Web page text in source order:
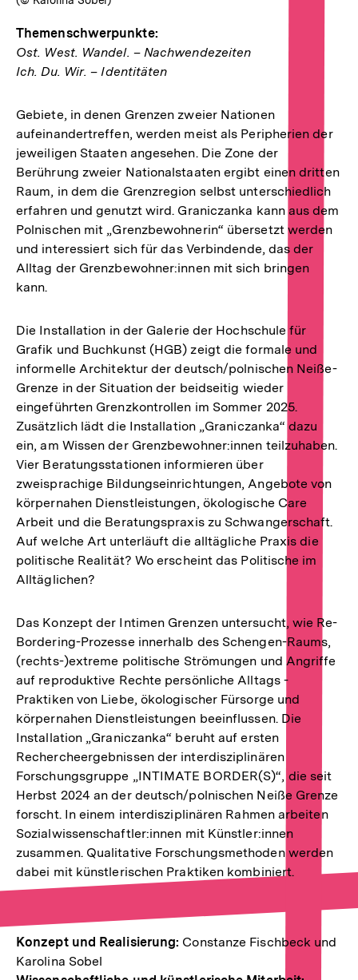
Themenschwerpunkte:
Ost. West. Wandel. – Nachwendezeiten
Ich. Du. Wir. – Identitäten
Gebiete, in denen Grenzen zweier Nationen
aufeinandertreffen, werden meist als Peripherien der
jeweiligen Staaten angesehen. Die Zone der
Berührung zweier Nationalstaaten ergibt einen dritten
Raum, in dem die Grenzregion selbst unterschiedlich
erfahren und genutzt wird. Graniczanka kann aus dem
Polnischen mit „Grenzbewohnerin“ übersetzt werden
und interessiert sich für das Verbindende, das der
Alltag der Grenzbewohner:innen mit sich bringen
kann.
Die Installation in der Galerie der Hochschule für
Grafik und Buchkunst (HGB) zeigt die formale und
informelle Architektur der deutsch/polnischen Neiße-
Grenze in der Situation der beidseitig wieder
eingeführten Grenzkontrollen im Sommer 2025.
Zusätzlich lädt die Installation „Graniczanka“ dazu
ein, am Wissen der Grenzbewohner:innen teilzuhaben.
Vier Beratungsstationen informieren über
zweisprachige Bildungseinrichtungen, Angebote von
körpernahen Dienstleistungen, ökologische Care
Arbeit und die Beratungspraxis zu Schwangerschaft.
Auf welche Art unterläuft die alltägliche Praxis die
politische Realität? Wo erscheint das Politische im
Alltäglichen?
Das Konzept der Intimen Grenzen untersucht, wie Re-
Bordering-Prozesse innerhalb des Schengen-Raums,
(rechts-)extreme politische Strömungen und Angriffe
auf reproduktive Rechte persönliche Alltags -
Praktiken von Liebe, ökologischer Fürsorge und
körpernahen Dienstleistungen beeinflussen. Die
Installation „Graniczanka“ beruht auf ersten
Rechercheergebnissen der interdisziplinären
Forschungsgruppe „INTIMATE BORDER(S)“, die seit
Herbst 2024 an der deutsch/polnischen Neiße Grenze
forscht. In einem interdisziplinären Rahmen arbeiten
Sozialwissenschaftler:innen mit Künstler:innen
zusammen. Qualitative Forschungsmethoden werden
dabei mit künstlerischen Praktiken kombiniert.
Konzept und Realisierung: Constanze Fischbeck und
Karolina Sobel